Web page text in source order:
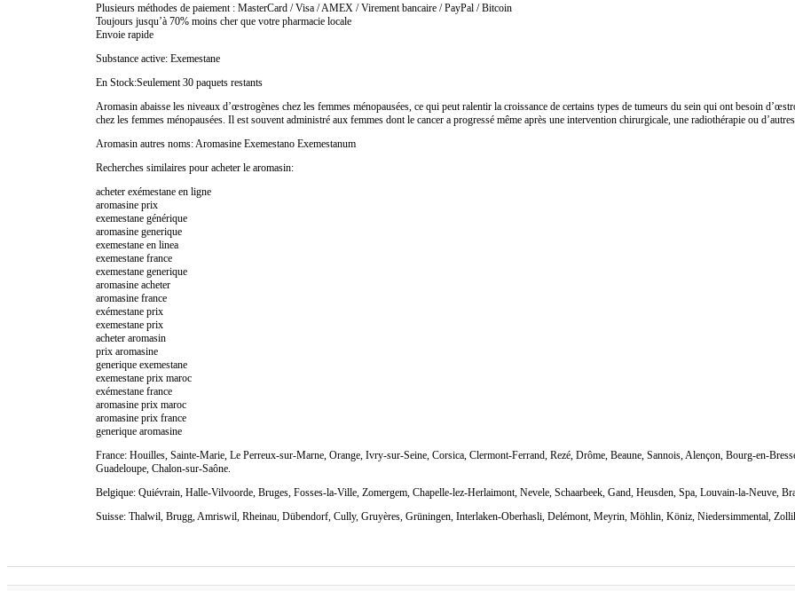
Plusieurs méthodes de paiement : MasterCard / Visa / AMEX / Virement bancaire / PayPal / Bitcoin
Toujours jusqu’à 70% moins cher que votre pharmacie locale
Envoie rapide
Substance active: Exemestane
En Stock:Seulement 30 paquets restants
Aromasin abaisse les niveaux d’œstrogènes chez les femmes ménopausées, ce qui peut ralentir la croissance de certains types de tumeurs du sein qui ont besoin
chez les femmes ménopausées. Il est souvent administré aux femmes dont le cancer a progressé même après une intervention chirurgicale, une radiothérapie ou
Aromasin autres noms: Aromasine Exemestano Exemestanum
Recherches similaires pour acheter le aromasin:
acheter exémestane en ligne
aromasine prix
exemestane générique
aromasine generique
exemestane en linea
exemestane france
exemestane generique
aromasine acheter
aromasine france
exémestane prix
exemestane prix
acheter aromasin
prix aromasine
generique exemestane
exemestane prix maroc
exémestane france
aromasine prix maroc
aromasine prix france
generique aromasine
France: Houilles, Sainte-Marie, Le Perreux-sur-Marne, Orange, Ivry-sur-Seine, Corsica, Clermont-Ferrand, Rezé, Drôme, Beaune, Sannois, Alençon, Bourg-en-
Guadeloupe, Chalon-sur-Saône.
Belgique: Quiévrain, Halle-Vilvoorde, Bruges, Fosses-la-Ville, Zomergem, Chapelle-lez-Herlaimont, Nevele, Schaarbeek, Gand, Heusden, Spa, Louvain-la-Neuve,
Suisse: Thalwil, Brugg, Amriswil, Rheinau, Dübendorf, Cully, Gruyères, Grüningen, Interlaken-Oberhasli, Delémont, Meyrin, Möhlin, Köniz, Niedersimmental,